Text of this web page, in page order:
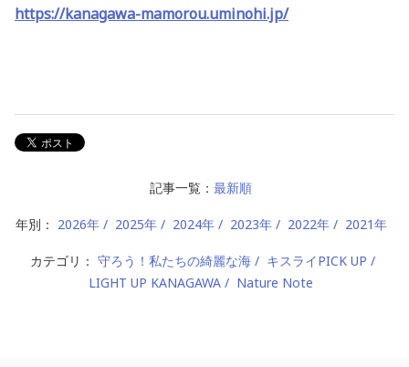
https://kanagawa-mamorou.uminohi.jp/
記事一覧： 最新順
年別： 2026年 2025年 2024年 2023年 2022年 2021年
カテゴリ： 守ろう！私たちの綺麗な海
キスライPICK UP
LIGHT UP KANAGAWA
Nature Note